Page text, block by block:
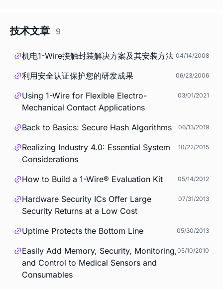
技术文章 9
机电1-Wire接触封装解决方案及其安装方法 04/14/2008
利用安全认证保护您的研发成果 06/23/2006
Using 1-Wire for Flexible Electro-
Mechanical Contact Applications
03/01/2021
Back to Basics: Secure Hash Algorithms 06/13/2019
Realizing Industry 4.0: Essential System
Considerations
10/22/2015
How to Build a 1-Wire® Evaluation Kit 05/14/2012
Hardware Security ICs Offer Large
Security Returns at a Low Cost
07/31/2013
Uptime Protects the Bottom Line 05/30/2013
Easily Add Memory, Security, Monitoring,
and Control to Medical Sensors and
Consumables
05/10/2010